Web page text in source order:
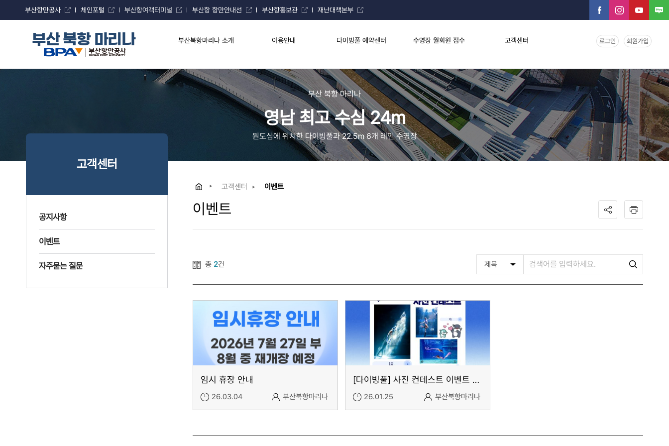
부산항만공사 체인포털 부산항여객터미널 부산항 항만안내선 부산항홍보관 재난대책본부
부산 북항 마리나 부산북항마리나 소개 이용안내 다이빙풀 예약센터 수영장 월회원 접수 고객센터 로그인 회원가입
부산 북항 마리나
영남 최고 수심 24m
원도심에 위치한 다이빙풀과 22.5m 6개 레인 수영장
고객센터
공지사항
이벤트
자주묻는 질문
고객센터 이벤트
이벤트
총 2건
임시 휴장 안내
26.03.04 부산북항마리나
[다이빙풀] 사진 컨테스트 이벤트 종료
26.01.25 부산북항마리나